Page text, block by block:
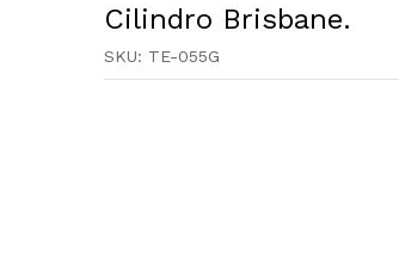
Cilindro Brisbane.
SKU: TE-055G